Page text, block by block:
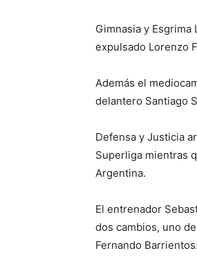
Gimnasia y
expulsado Lorenzo
Además el
delantero Santiago
Defensa y Justicia
Superliga mientras
Argentina.
El entrenador
dos cambios, uno
Fernando Barrientos.